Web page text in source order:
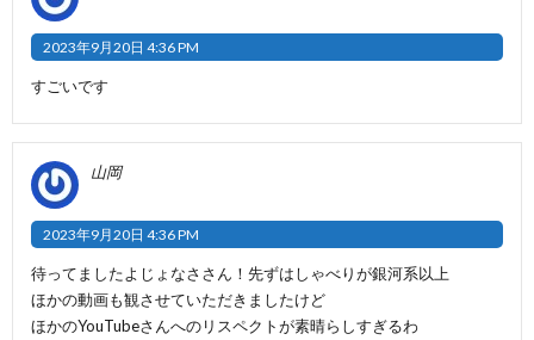
2023年9月20日 4:36 PM
すごいです
山岡
2023年9月20日 4:36 PM
待ってましたよじょなささん！先ずはしゃべりが銀河系以上
ほかの動画も観させていただきましたけど
ほかのYouTubeさんへのリスペクトが素晴らしすぎるわ